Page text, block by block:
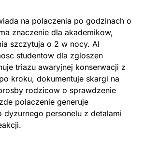
na polaczenia po godzinach o
znaczenie dla akademikow,
szczytuja o 2 w nocy. AI
studentow dla zgloszen
triazu awaryjnej konserwacji z
kroku, dokumentuje skargi na
rodzicow o sprawdzenie
polaczenie generuje
dyzurnego personelu z detalami